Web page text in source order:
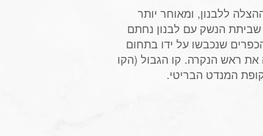
ללבנון, ומאוחר יותר
הנשק עם לבנון נחתם
במרץ 1949. צה"ל פינה את 14 הכפרים שנכבשו על ידו בתחום
את ראש הנקרה. קו הגבול (הקו
המנדט הבריטי.